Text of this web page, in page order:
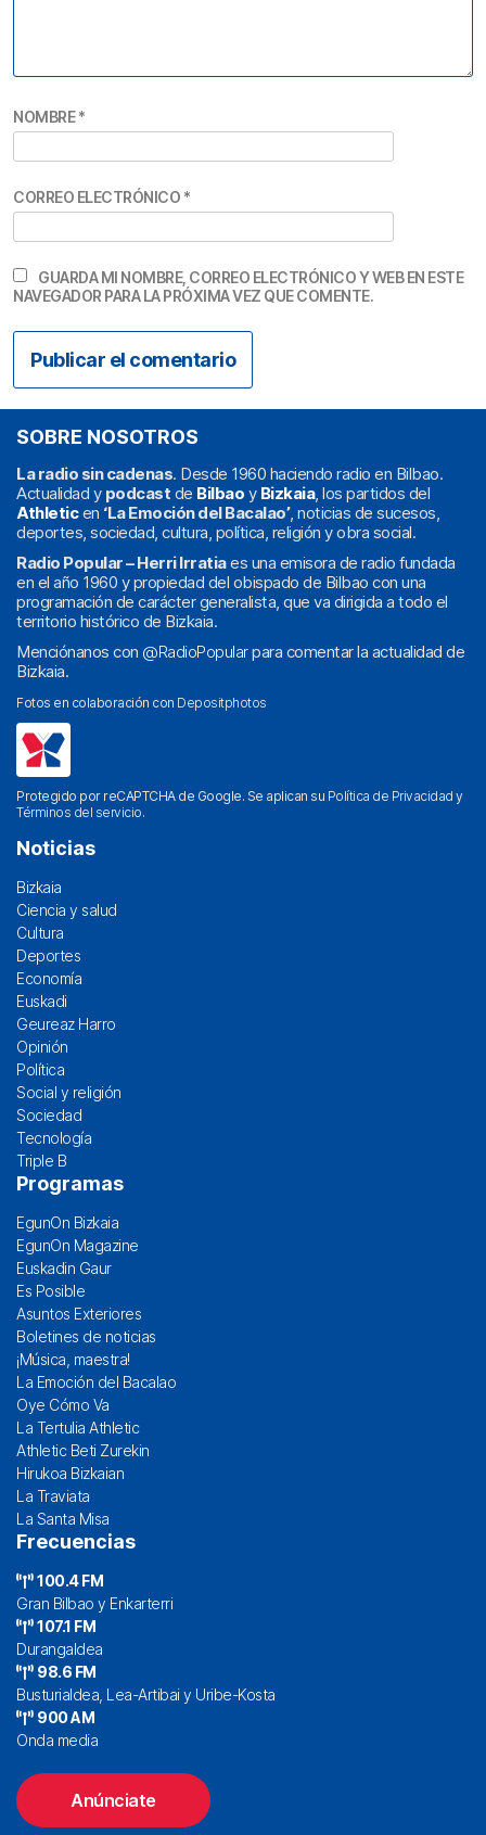
NOMBRE*
CORREO ELECTRÓNICO *
GUARDA MI NOMBRE, CORREO ELECTRÓNICO Y WEB EN ESTE
NAVEGADOR PARA LA PRÓXIMA VEZ QUE COMENTE.
SOBRE NOSOTROS
La radio sin cadenas. Desde 1960 haciendo radio en Bilbao.
Actualidad y podcast de Bilbao y Bizkaia, los partidos del
Athleticen ‘La Emoción del Bacalao’, noticias de sucesos,
deportes, sociedad, cultura, política, religión y obra social.
Radio Popular – Herri Irratiaes una emisora de radio fundada
en el año 1960 y propiedad del obispado de Bilbao con una
programación de carácter generalista, que va dirigida a todo el
territorio histórico de Bizkaia.
Menciónanos con @RadioPopularpara comentar la actualidad de
Bizkaia.
Fotos en colaboración con Depositphotos
Protegido por reCAPTCHA de Google. Se aplican su Política de Privacidad y
Términos del servicio.
Noticias
Bizkaia
Ciencia y salud
Cultura
Deportes
Economía
Euskadi
Geureaz Harro
Opinión
Política
Social y religión
Sociedad
Tecnología
Triple B
Programas
EgunOn Bizkaia
EgunOn Magazine
Euskadin Gaur
Es Posible
Asuntos Exteriores
Boletines de noticias
¡Música, maestra!
La Emoción del Bacalao
Oye Cómo Va
La Tertulia Athletic
Athletic Beti Zurekin
Hirukoa Bizkaian
La Traviata
La Santa Misa
Frecuencias
100.4 FM
Gran Bilbao y Enkarterri
107.1 FM
Durangaldea
98.6 FM
Busturialdea, Lea-Artibai y Uribe-Kosta
900 AM
Onda media
Anúnciate